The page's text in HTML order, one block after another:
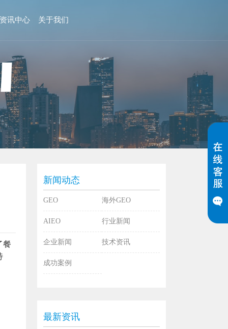
资讯中心 关于我们
餐
新闻动态
GEO 海外GEO
AIEO 行业新闻
企业新闻 技术资讯
成功案例
最新资讯